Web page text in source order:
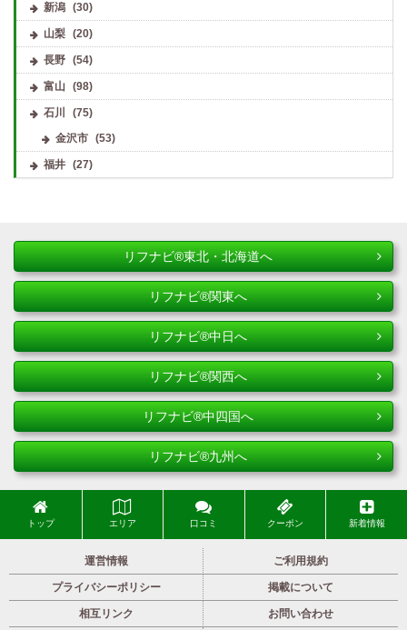
新潟 (30)
山梨 (20)
長野 (54)
富山 (98)
石川
(75)
金沢市
(53)
福井 (27)
リフナビ®東北・北海道へ
リフナビ®関東へ
リフナビ®中日へ
リフナビ®関西へ
リフナビ®中四国へ
リフナビ®九州へ
トップ エリア 口コミ クーポン 新着情報
運営情報 ご利用規約
プライバシーポリシー 掲載について
相互リンク お問い合わせ